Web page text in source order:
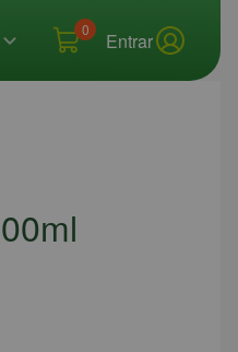
0 Entrar